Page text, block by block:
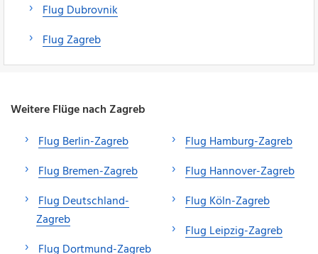
Flug Dubrovnik
Flug Zagreb
Weitere Flüge nach Zagreb
Flug Berlin-Zagreb
Flug Bremen-Zagreb
Flug Deutschland-
Zagreb
Flug Dortmund-Zagreb
Flug Hamburg-Zagreb
Flug Hannover-Zagreb
Flug Köln-Zagreb
Flug Leipzig-Zagreb